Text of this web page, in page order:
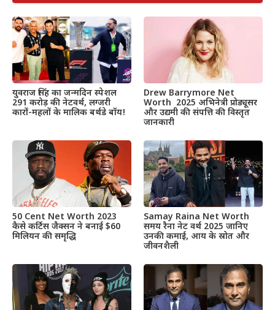
युवराज सिंह का जन्मदिन स्पेशल
291 करोड़ की नेटवर्थ, लग्जरी
कारों-महलों के मालिक बर्थडे बॉय!
Drew Barrymore Net
Worth 2025 अभिनेत्री प्रोड्यूसर
और उद्यमी की संपत्ति की विस्तृत
जानकारी
50 Cent Net Worth 2023
कैसे कर्टिस जैक्सन ने बनाई $60
मिलियन की समृद्धि
Samay Raina Net Worth
समय रैना नेट वर्थ 2025 जानिए
उनकी कमाई, आय के स्रोत और
जीवनशैली